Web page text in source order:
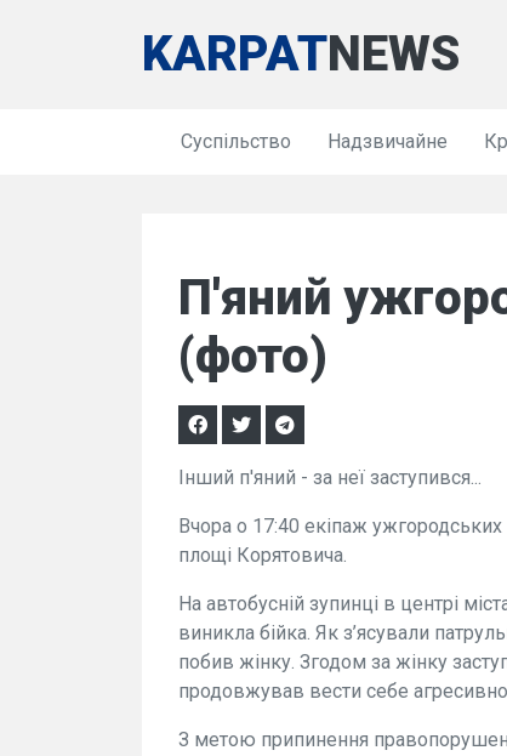
KARPATNEWS
Суспільство Надзвичайне
П'яний
(фото)
Інший п'яний - за неї заступився...
Вчора о 17:40 екіпаж
площі Корятовича.
На автобусній зупинці в центрі
виникла бійка. Як з’ясували
побив жінку. Згодом за жінку
продовжував вести себе
З метою припинення